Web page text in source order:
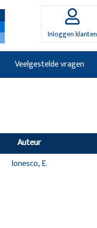
Inloggen klanten
Veelgestelde vragen
Auteur
Ionesco, E.